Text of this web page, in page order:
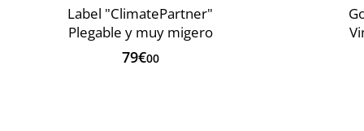
Label "ClimatePartner"
Plegable y muy migero
79€00